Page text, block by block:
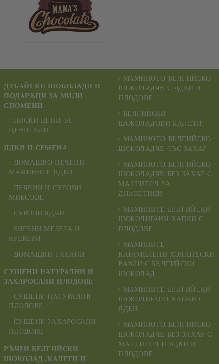
ДУБАЙСКИ ШОКОЛАДИ И
ПОДАРЪЦИ ЗА МИЛИ
СПОМЕНИ
НИСКИ ЦЕНИ ЗА
ЦЕНИТЕЛИ
ЯДКИ И СЕМЕНА
ДОМАШНО ПЕЧЕНИ
МАМИНИТЕ ЯДКИ
ПЕЧЕНИ И СУРОВИ
МИКСОВЕ
СУРОВИ ЯДКИ
БИРЕНИ МЕЗЕТА И
КРЕКЕРИ
ДОМАШНИ ТАХАНИ
СУШЕНИ НАТУРАЛНИ И
ЗАХАРОСАНИ ПЛОДОВЕ
СУШЕНИ НАТУРАЛНИ
ПЛОДОВЕ
СУШЕНИ ЗАХАРОСАНИ
ПЛОДОВЕ
РЪЧЕН БЕЛГИЙСКИ
ШОКОЛАД ,КАЛЕТИ И
МАМИНОТО БЕЛГИЙСКО
ШОКОЛАДЧЕ С ЯДКИ И
ПЛОДОВЕ
БЕЛГИЙСКИ
ШОКОЛАДОВИ КАЛЕТИ
МАМИНОТО БЕЛГИЙСКО
ШОКОЛАДЧЕ СЪС ЗАХАР
МАМИНОТО БЕЛГИЙСКО
ШОКОЛАДЧЕ БЕЗ ЗАХАР С
МАЛТИТОЛ ЗА
ДИАБЕТИЦИ
МАМИНИТЕ БЕЛГИЙСКИ
ШОКОЛИРАНИ ХАПКИ С
ПЛОДОВЕ
МАМИНИТЕ
КАРАМЕЛЕНИ ХОЛАНДСКИ
ВАФЛИ С БЕЛГИЙСКИ
ШОКОЛАД
МАМИНИТЕ БЕЛГИЙСКИ
ШОКОЛИРАНИ ХАПКИ С
ЯДКИ
МАМИНОТО БЕЛГИЙСКО
ШОКОЛАДЧЕ БЕЗ ЗАХАР С
МАЛТИТОЛ И ЯДКИ И
ПЛОДОВЕ